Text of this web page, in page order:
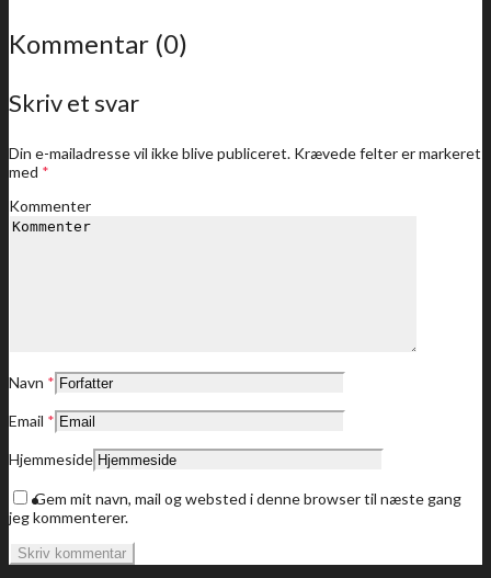
Sidste nyt
Dine medlemstilbud
Bliv medlem
Kommentar (0)
Skriv et svar
Din e-mailadresse vil ikke blive publiceret. Krævede felter er markeret
med *
Kommenter
Navn *
Email *
Hjemmeside
Gem mit navn, mail og websted i denne browser til næste gang
jeg kommenterer.